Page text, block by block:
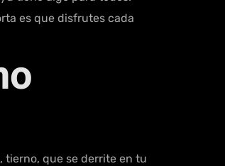
es que disfrutes cada
tierno, que se derrite en tu